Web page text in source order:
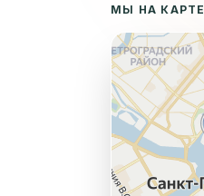
МЫ НА КАРТЕ